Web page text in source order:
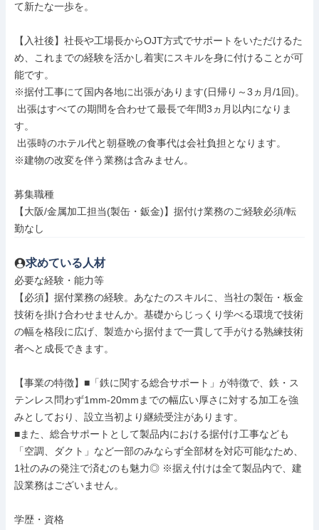
て新たな一歩を。
【入社後】社長や工場長からOJT方式でサポートをいただけるた
め、これまでの経験を活かし着実にスキルを身に付けることが可
能です。
※据付工事にて国内各地に出張があります(日帰り～3ヵ月/1回)。
す。
※建物の改変を伴う業務は含みません。
募集職種
【大阪/金属加工担当(製缶・鈑金)】据付け業務のご経験必須/転
勤なし
求めている人材
必要な経験・能力等
【必須】据付業務の経験。あなたのスキルに、当社の製缶・板金
技術を掛け合わせませんか。基礎からじっくり学べる環境で技術
の幅を格段に広げ、製造から据付まで一貫して手がける熟練技術
者へと成長できます。
【事業の特徴】■「鉄に関する総合サポート」が特徴で、鉄・ス
テンレス問わず1mm-20mmまでの幅広い厚さに対する加工を強
みとしており、設立当初より継続受注があります。
■また、総合サポートとして製品内における据付け工事なども
「空調、ダクト」など一部のみならず全部材を対応可能なため、
1社のみの発注で済むのも魅力◎ ※据え付けは全て製品内で、建
設業務はございません。
学歴・資格